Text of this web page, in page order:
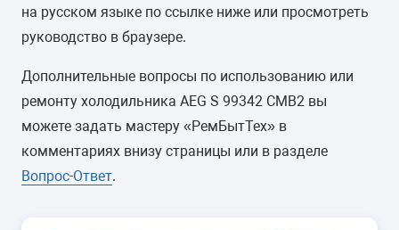
на русском языке по ссылке ниже или просмотреть
руководство в браузере.
Дополнительные вопросы по использованию или
ремонту холодильника AEG S 99342 CMB2 вы
можете задать мастеру «РемБытТех» в
комментариях внизу страницы или в разделе
Вопрос-Ответ.